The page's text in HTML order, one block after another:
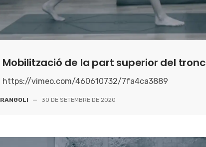
Mobilització de la part superior del tronc
https://vimeo.com/460610732/7fa4ca3889
RANGOLI — 30 DE SETEMBRE DE 2020